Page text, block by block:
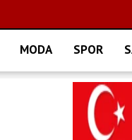
MODA SPOR